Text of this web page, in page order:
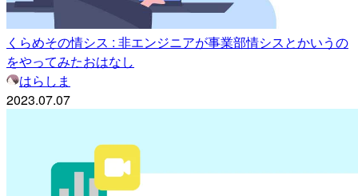
くらめその情シス : 非エンジニアが事業部情シスとかいうの
をやってみたおはなし
はらしま
2023.07.07